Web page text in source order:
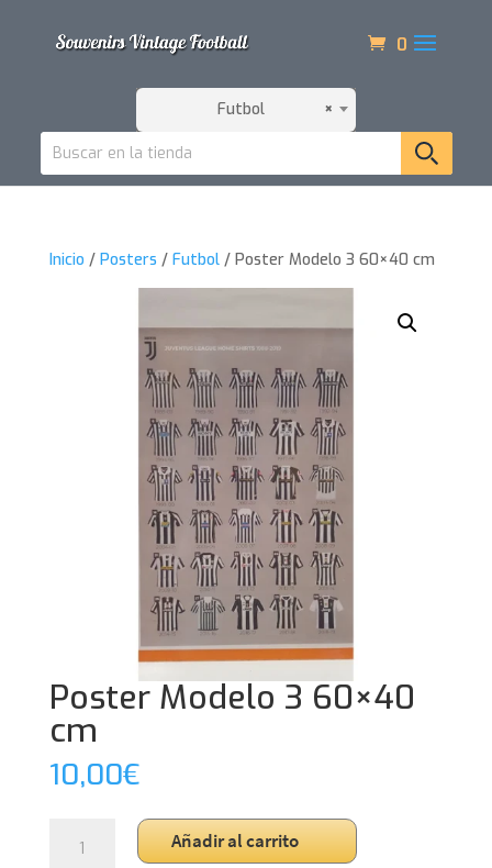
0
×
Futbol
Inicio / Posters / Futbol/ Poster Modelo 3 60×40 cm
Poster Modelo 3 60×40
cm
10,00€
Modelo
Añadir al carrito